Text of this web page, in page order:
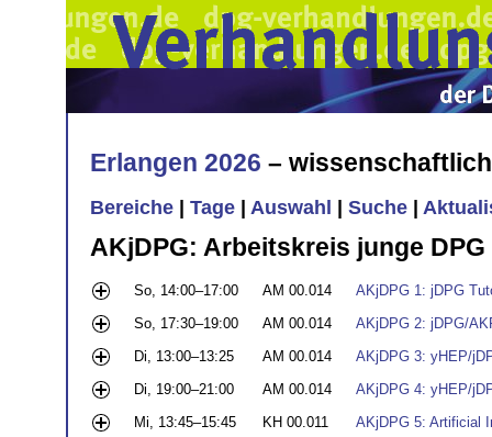
Erlangen 2026 –
Bereiche Tage Auswahl Suche
AKjDPG: Arbeitskreis junge DPG
So, 14:00–17:00 AM 00.014
AKjDPG 1: jDPG
So, 17:30–19:00
AM 00.014
AKjDPG 2: jDPG/
Di, 13:00–13:25
AM 00.014
AKjDPG 3: yHEP/
Di, 19:00–21:00
AM 00.014
AKjDPG 4: yHEP/
Mi, 13:45–15:45
KH 00.011 AKjDPG 5: Artificial